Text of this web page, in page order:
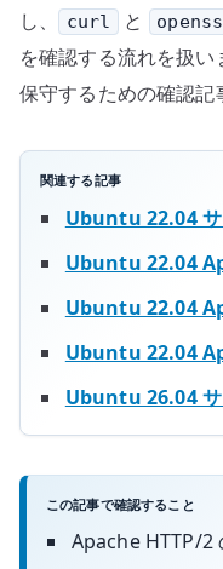
し、
curl と
を確認する流れを扱
保守するための確認記
関連する記事
Ubuntu 22.04 サ
Ubuntu 22.04
Ubuntu 22.04
Ubuntu 22.04
Ubuntu 26.04 サ
この記事で確認すること
Apache HTTP/2